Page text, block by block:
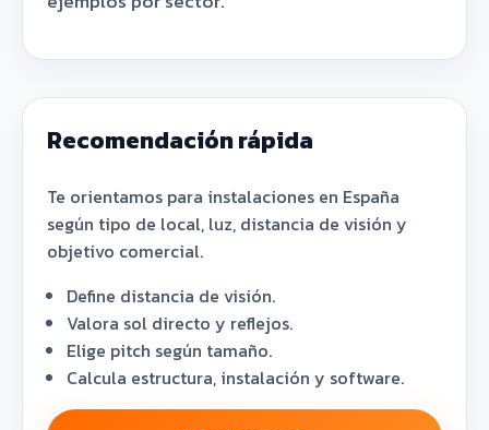
Recomendación rápida
Te orientamos para instalaciones en España
según tipo de local, luz, distancia de visión y
objetivo comercial.
Define distancia de visión.
Valora sol directo y reflejos.
Elige pitch según tamaño.
Calcula estructura, instalación y software.